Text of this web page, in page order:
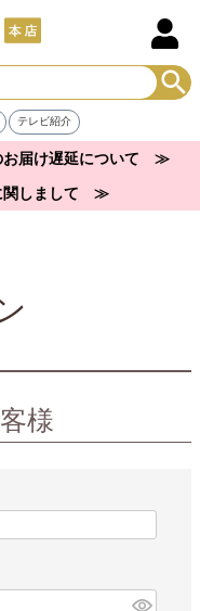
テレビ紹介
お届け遅延について ≫
関しまして ≫
様